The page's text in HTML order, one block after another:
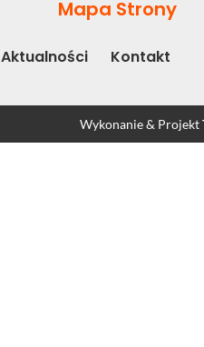
Mapa Strony
Aktualności Kontakt
Wykonanie & Projekt